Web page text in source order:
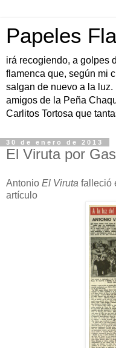
Papeles
irá recogiendo, a golpes
flamenca que, según mi
salgan de nuevo a la
amigos de la Peña
Carlitos Tortosa que
30 de enero de 2013
El Viruta por
Antonio El Viruta falleció
artículo